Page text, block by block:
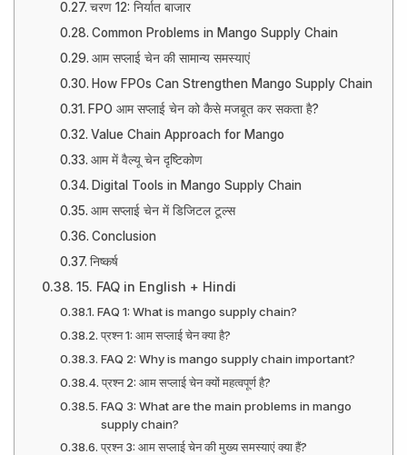
चरण 12: निर्यात बाजार
Common Problems in Mango Supply Chain
आम सप्लाई चेन की सामान्य समस्याएं
How FPOs Can Strengthen Mango Supply Chain
FPO आम सप्लाई चेन को कैसे मजबूत कर सकता है?
Value Chain Approach for Mango
आम में वैल्यू चेन दृष्टिकोण
Digital Tools in Mango Supply Chain
आम सप्लाई चेन में डिजिटल टूल्स
Conclusion
निष्कर्ष
15. FAQ in English + Hindi
FAQ 1: What is mango supply chain?
प्रश्न 1: आम सप्लाई चेन क्या है?
FAQ 2: Why is mango supply chain important?
प्रश्न 2: आम सप्लाई चेन क्यों महत्वपूर्ण है?
FAQ 3: What are the main problems in mango
supply chain?
प्रश्न 3: आम सप्लाई चेन की मुख्य समस्याएं क्या हैं?